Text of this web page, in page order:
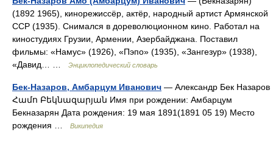
(1892 1965), кинорежиссёр, актёр, народный артист Армянской
ССР (1935). Снимался в дореволюционном кино. Работал на
киностудиях Грузии, Армении, Азербайджана. Поставил
фильмы: «Намус» (1926), «Пэпо» (1935), «Зангезур» (1938),
«Давид… …
Энциклопедический словарь
Бек-Назаров, Амбарцум Иванович — Александр Бек Назаров
Համո Բեկնազարյան Имя при рождении: Амбарцум
Бекназарян Дата рождения: 19 мая 1891(1891 05 19) Место
рождения …
Википедия